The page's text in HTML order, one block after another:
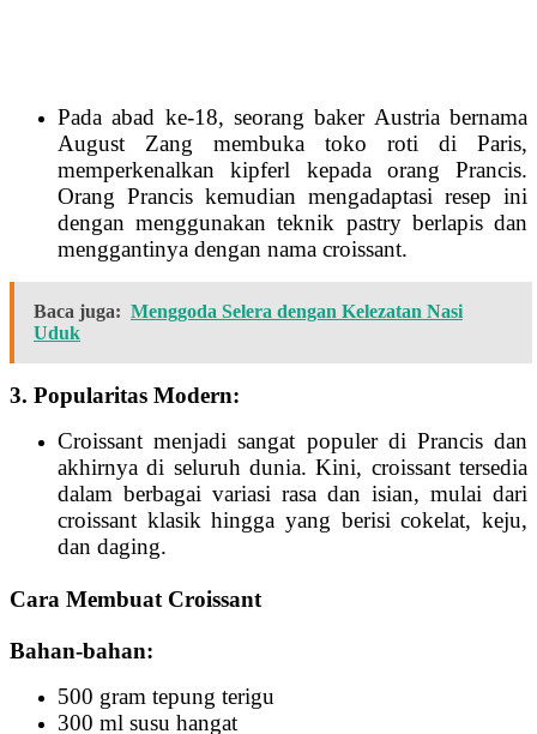
Pada abad ke-18, seorang baker Austria bernama
August Zang membuka toko roti di Paris,
memperkenalkan kipferl kepada orang Prancis.
Orang Prancis kemudian mengadaptasi resep ini
dengan menggunakan teknik pastry berlapis dan
menggantinya dengan nama croissant.
Baca juga: Menggoda Selera dengan Kelezatan Nasi
Uduk
3. Popularitas Modern:
Croissant menjadi sangat populer di Prancis dan
akhirnya di seluruh dunia. Kini, croissant tersedia
dalam berbagai variasi rasa dan isian, mulai dari
croissant klasik hingga yang berisi cokelat, keju,
dan daging.
Cara Membuat Croissant
Bahan-bahan:
500 gram tepung terigu
300 ml susu hangat